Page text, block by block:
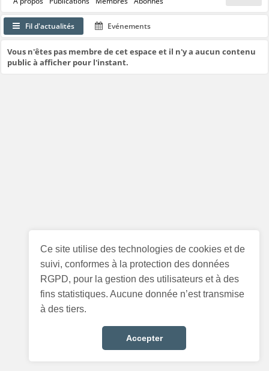
Ce site utilise des technologies de cookies et de
suivi, conformes à la protection des données
RGPD, pour la gestion des utilisateurs et à des
fins statistiques. Aucune donnée n’est transmise
à des tiers.
Accepter
Fil d'actualités Evénements
Vous n'êtes pas membre de cet espace et il n'y a aucun contenu
public à afficher pour l'instant.